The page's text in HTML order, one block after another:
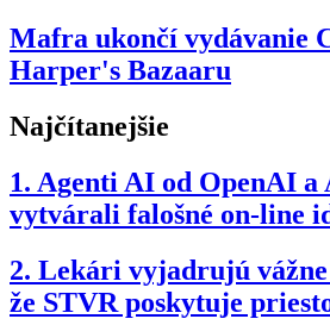
Mafra ukončí vydávanie
Harper's Bazaaru
Najčítanejšie
1. Agenti AI od OpenAI
vytvárali falošné on-line
2. Lekári vyjadrujú vážne
že STVR poskytuje